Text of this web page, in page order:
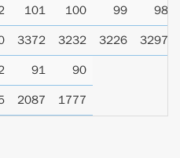
101 100 99 98
3372 3232 3226 3297
91 90
2087 1777